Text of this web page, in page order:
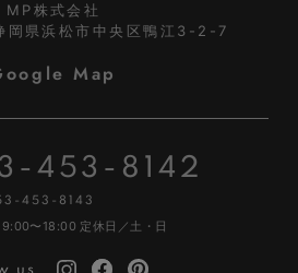
MP株式会社
岡県浜松市中央区鴨江3-2-7
Map
453-8142
453-8143
9:00〜18:00 定休日／土・日